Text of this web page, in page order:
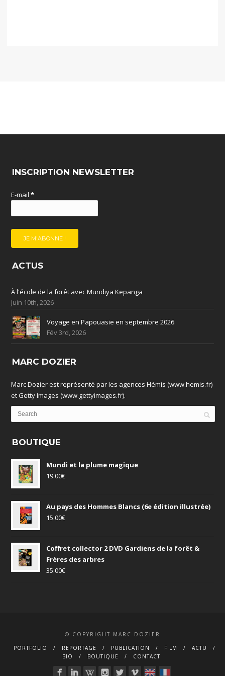
INSCRIPTION NEWSLETTER
E-mail*
ACTUS
À l'école de la forêt avec Mundiya Kepanga
Juin 10th, 2026
Voyage en Papouasie en septembre 2026
Fév 3rd, 2026
MARC DOZIER
Marc Dozier est représenté par les agences Hémis (www.hemis.fr)
et Getty Images (www.gettyimages.fr).
BOUTIQUE
Mundi et la plume magique
19.00€
Au pays des Hommes Blancs (6e édition illustrée)
15.00€
Coffret collector 2 DVD Gardiens de la forêt &
Frères des arbres
35.00€
© COPYRIGHT MARC DOZIER
PORTFOLIO
REPORTAGE PUBLICATION FILM
ACTU
BIO
BOUTIQUE CONTACT